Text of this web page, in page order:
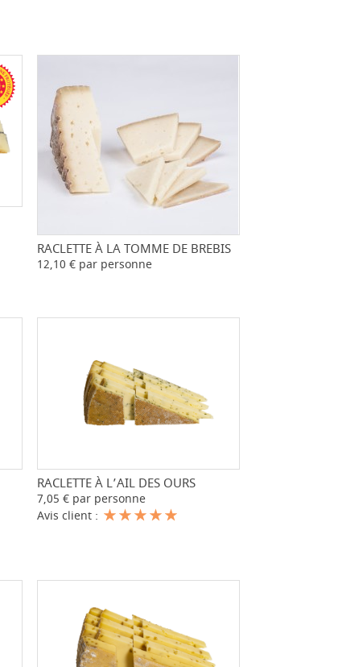
- +
RACLETTE À LA TOMME DE BREBIS
12,10 € par personne
-
RACLETTE À L’AIL DES OURS
7,05 € par personne
Avis client :